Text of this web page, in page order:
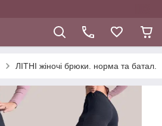
ЛІТНІ жіночі брюки. норма та батал.